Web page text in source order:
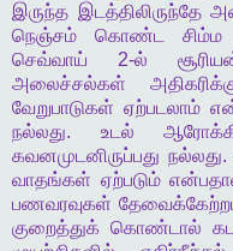
இருந்த இடத்திலிருந்தே
நெஞ்சம்
கொண்ட சிம்ம
செவ்வாய் 2-ல்
அலைச்சல்கள்
வேறுபாடுகள் ஏற்படலாம்
நல்லது. உடல்
கவனமுடனிருப்பது நல்லது.
வாதங்கள் ஏற்படும்
பணவரவுகள்
குறைத்துக் கொண்டால்